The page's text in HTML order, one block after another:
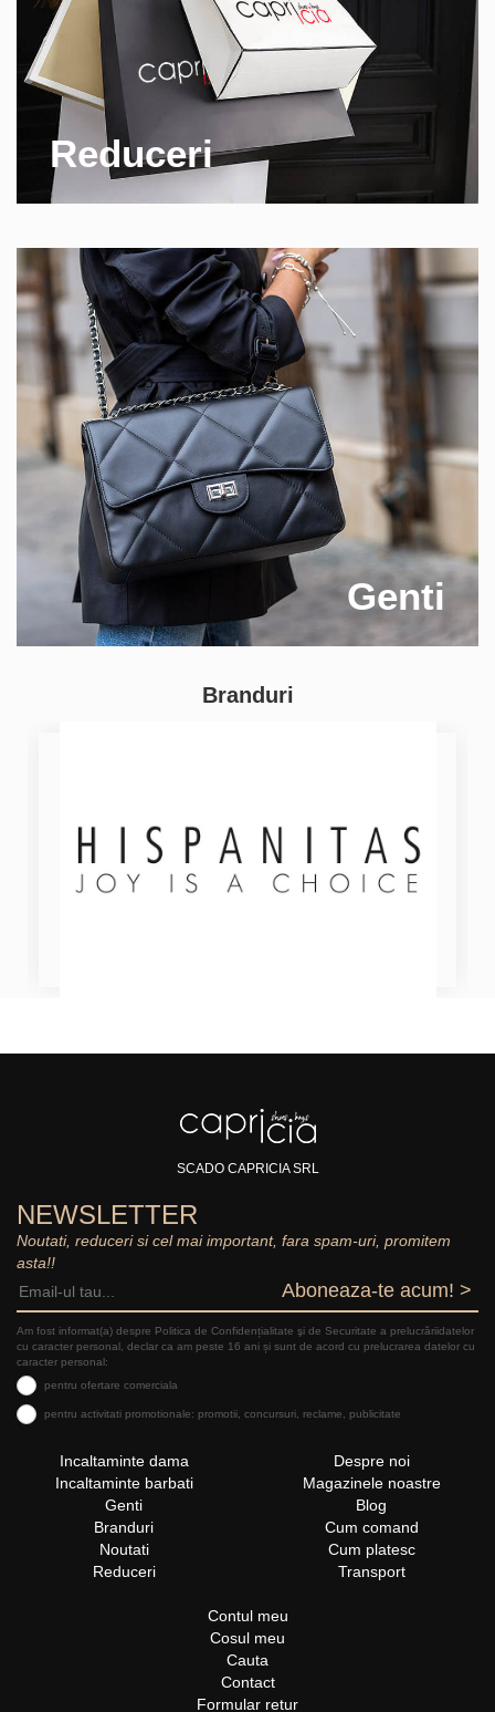
Reduceri
Genti
Branduri
SCADO CAPRICIA SRL
NEWSLETTER
Noutati, reduceri si cel mai important, fara spam-uri, promitem
asta!!
Aboneaza-te acum! >
Am fost informat(a) despre Politica de Confidențialitate şi de Securitate a prelucrăriidatelor
cu caracter personal, declar ca am peste 16 ani și sunt de acord cu prelucrarea datelor cu
caracter personal:
pentru ofertare comerciala
pentru activitati promotionale: promotii, concursuri, reclame, publicitate
Incaltaminte dama
Incaltaminte barbati
Genti
Branduri
Noutati
Reduceri
Despre noi
Magazinele noastre
Blog
Cum comand
Cum platesc
Transport
Contul meu
Cosul meu
Cauta
Contact
Formular retur